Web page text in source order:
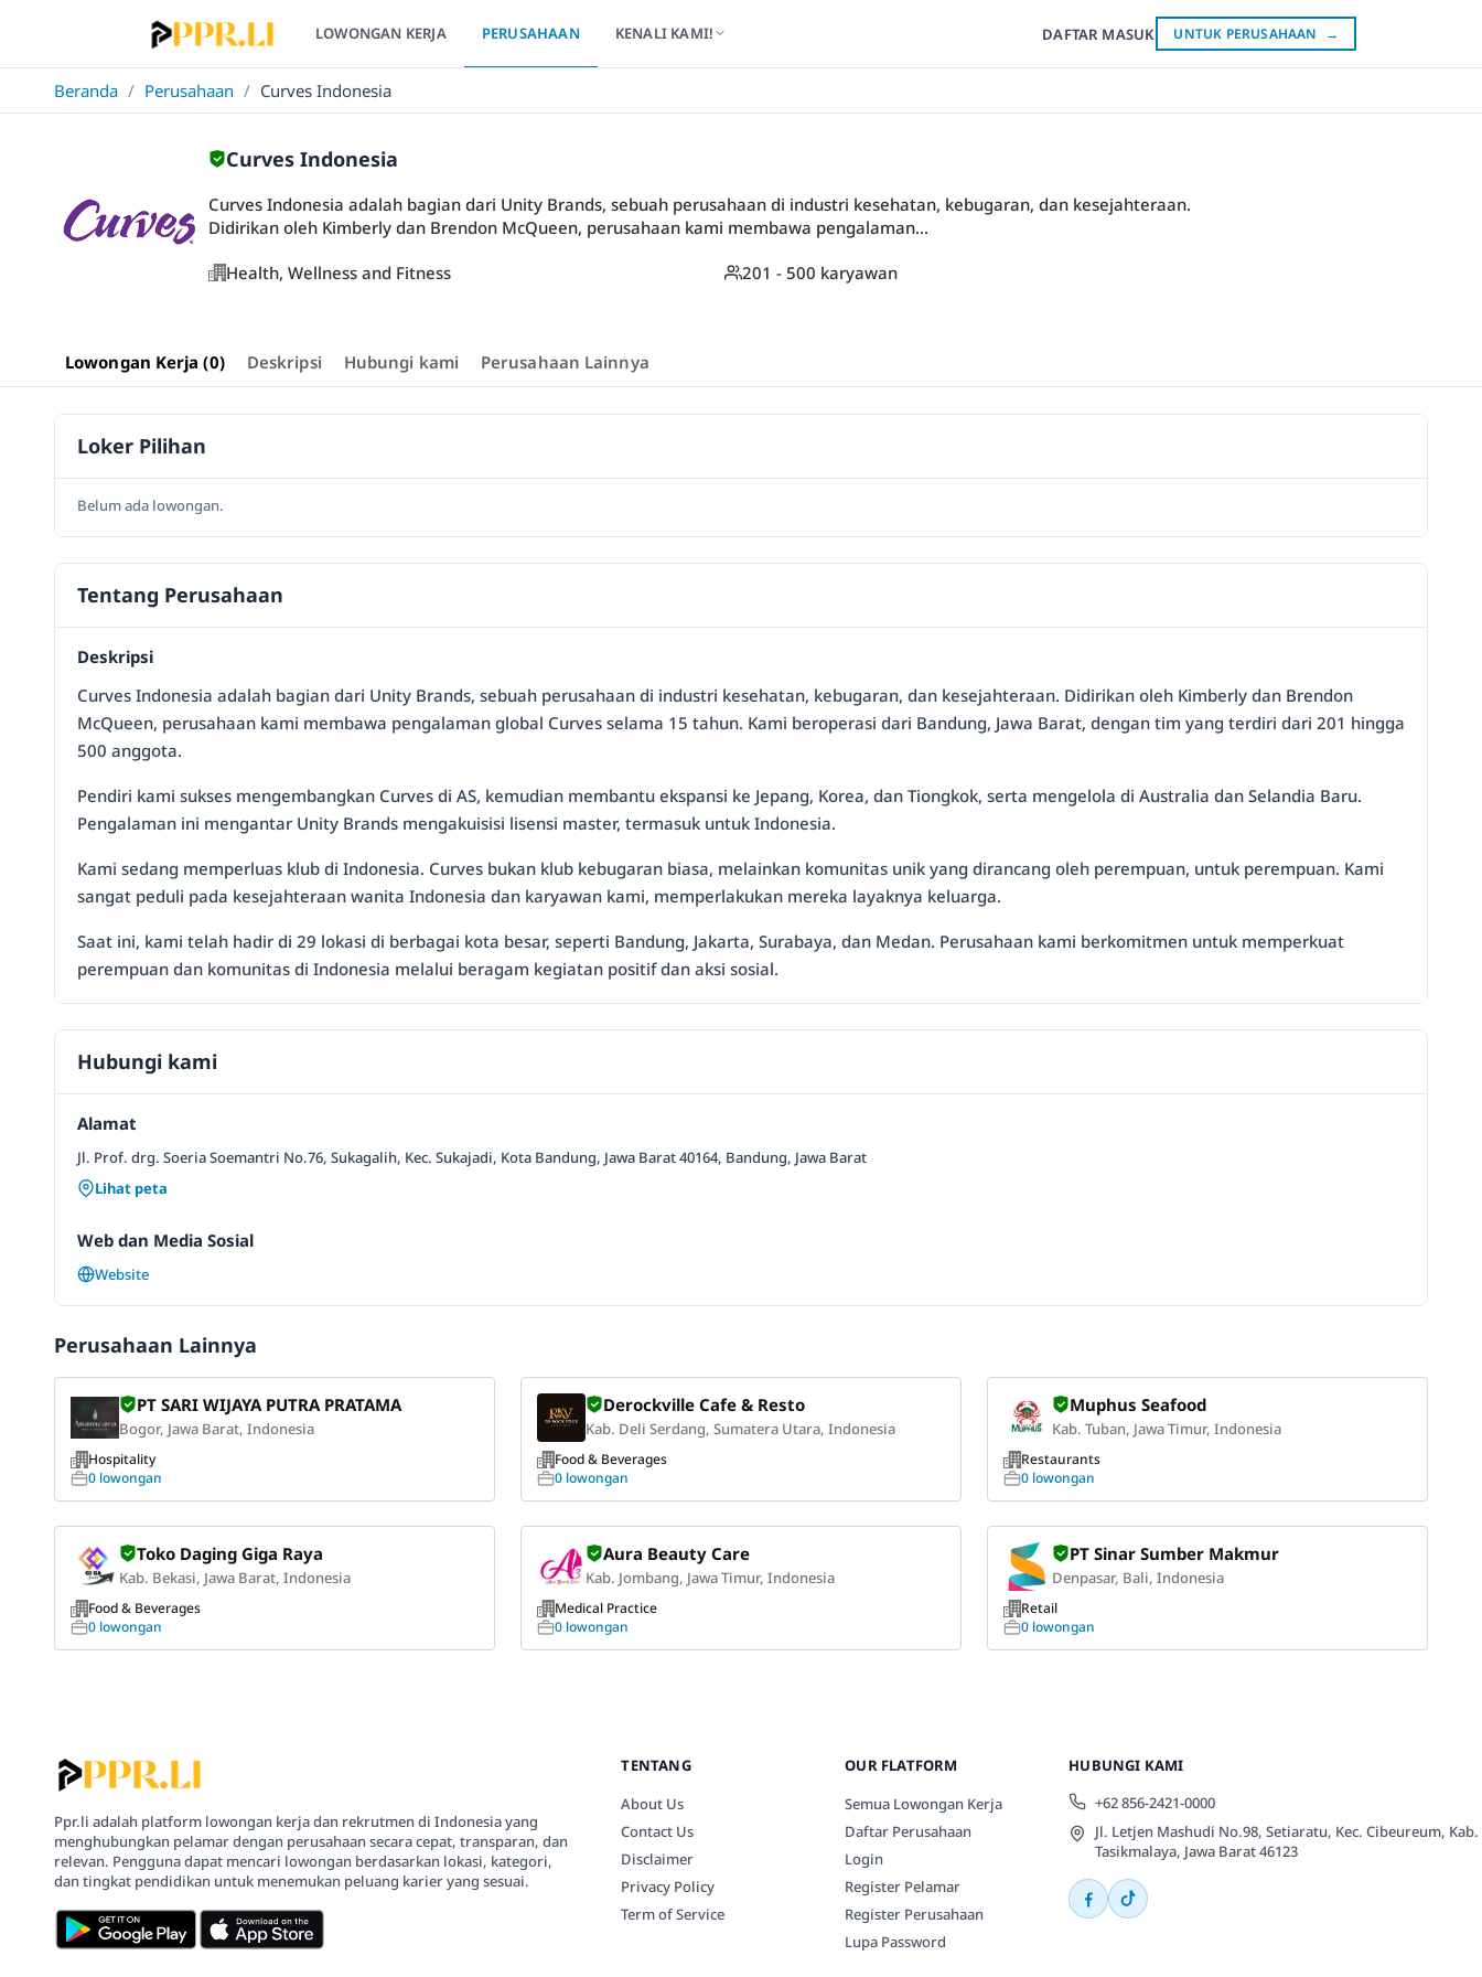
LOWONGAN KERJA PERUSAHAAN KENALI KAMI! DAFTAR MASUK UNTUK PERUSAHAAN →
Beranda / Perusahaan / Curves Indonesia
Curves Indonesia
Curves Indonesia adalah bagian dari Unity Brands, sebuah perusahaan di industri kesehatan, kebugaran, dan kesejahteraan.
Didirikan oleh Kimberly dan Brendon McQueen, perusahaan kami membawa pengalaman...
Health, Wellness and Fitness 201 - 500 karyawan
Lowongan Kerja (0) Deskripsi Hubungi kami Perusahaan Lainnya
Loker Pilihan
Belum ada lowongan.
Tentang Perusahaan
Deskripsi
Curves Indonesia adalah bagian dari Unity Brands, sebuah perusahaan di industri kesehatan, kebugaran, dan kesejahteraan. Didirikan oleh Kimberly dan Brendon
McQueen, perusahaan kami membawa pengalaman global Curves selama 15 tahun. Kami beroperasi dari Bandung, Jawa Barat, dengan tim yang terdiri dari 201 hingga
500 anggota.
Pendiri kami sukses mengembangkan Curves di AS, kemudian membantu ekspansi ke Jepang, Korea, dan Tiongkok, serta mengelola di Australia dan Selandia Baru.
Pengalaman ini mengantar Unity Brands mengakuisisi lisensi master, termasuk untuk Indonesia.
Kami sedang memperluas klub di Indonesia. Curves bukan klub kebugaran biasa, melainkan komunitas unik yang dirancang oleh perempuan, untuk perempuan. Kami
sangat peduli pada kesejahteraan wanita Indonesia dan karyawan kami, memperlakukan mereka layaknya keluarga.
Saat ini, kami telah hadir di 29 lokasi di berbagai kota besar, seperti Bandung, Jakarta, Surabaya, dan Medan. Perusahaan kami berkomitmen untuk memperkuat
perempuan dan komunitas di Indonesia melalui beragam kegiatan positif dan aksi sosial.
Hubungi kami
Alamat
Jl. Prof. drg. Soeria Soemantri No.76, Sukagalih, Kec. Sukajadi, Kota Bandung, Jawa Barat 40164, Bandung, Jawa Barat
Lihat peta
Web dan Media Sosial
Website
Perusahaan Lainnya
PT SARI WIJAYA PUTRA PRATAMA
Bogor, Jawa Barat, Indonesia
Hospitality
0 lowongan
Derockville Cafe & Resto
Kab. Deli Serdang, Sumatera Utara, Indonesia
Food & Beverages
0 lowongan
Muphus Seafood
Kab. Tuban, Jawa Timur, Indonesia
Restaurants
0 lowongan
Toko Daging Giga Raya
Kab. Bekasi, Jawa Barat, Indonesia
Food & Beverages
0 lowongan
Aura Beauty Care
Kab. Jombang, Jawa Timur, Indonesia
Medical Practice
0 lowongan
PT Sinar Sumber Makmur
Denpasar, Bali, Indonesia
Retail
0 lowongan
Ppr.li adalah platform lowongan kerja dan rekrutmen di Indonesia yang
menghubungkan pelamar dengan perusahaan secara cepat, transparan, dan
relevan. Pengguna dapat mencari lowongan berdasarkan lokasi, kategori,
dan tingkat pendidikan untuk menemukan peluang karier yang sesuai.
TENTANG
About Us
Contact Us
Disclaimer
Privacy Policy
Term of Service
OUR FLATFORM
Semua Lowongan Kerja
Daftar Perusahaan
Login
Register Pelamar
Register Perusahaan
Lupa Password
HUBUNGI KAMI
+62 856-2421-0000
Jl. Letjen Mashudi No.98, Setiaratu, Kec. Cibeureum, Kab.
Tasikmalaya, Jawa Barat 46123